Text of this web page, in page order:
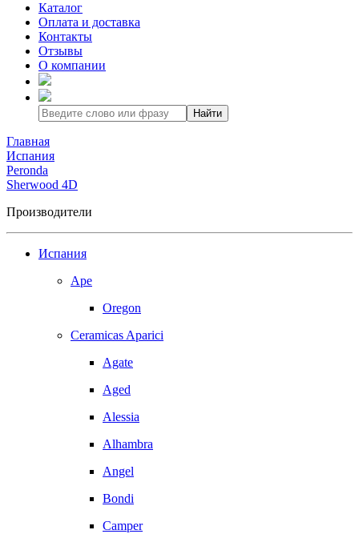
Каталог
Оплата и доставка
Контакты
Отзывы
О компании
Найти
Главная
Испания
Peronda
Sherwood 4D
Производители
Испания
Ape
Oregon
Ceramicas Aparici
Agate
Aged
Alessia
Alhambra
Angel
Bondi
Camper